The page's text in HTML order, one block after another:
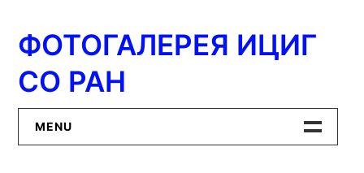
содержимому
ФОТОГАЛЕРЕЯ ИЦИГ
СО РАН
MENU